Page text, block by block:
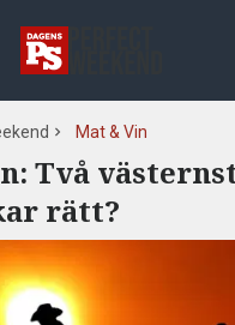
Mat & Vin
Två
rätt?